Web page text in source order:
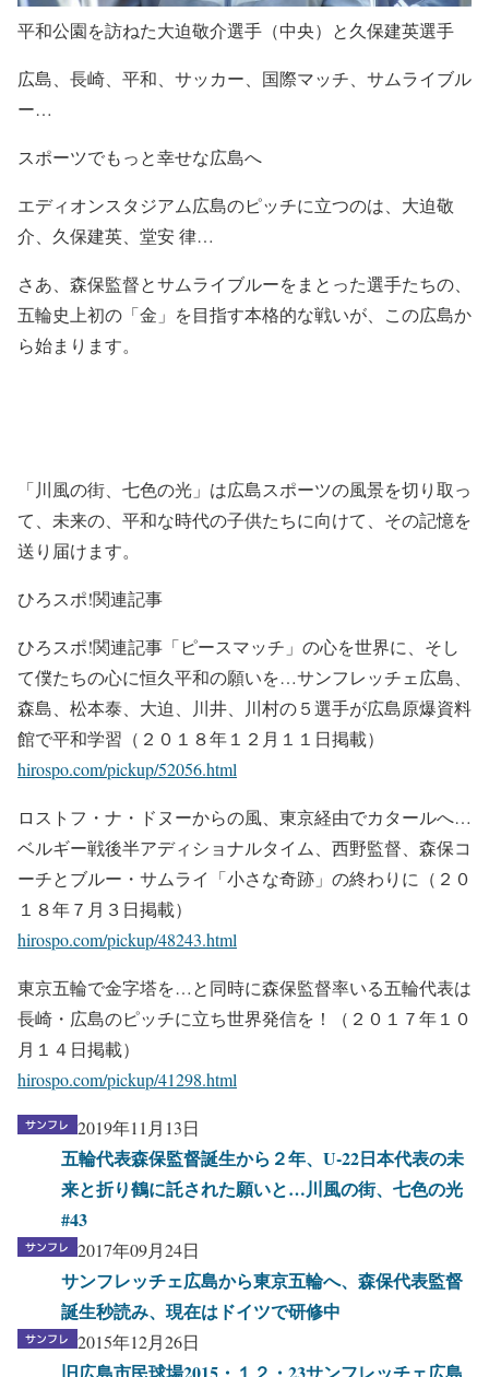
平和公園を訪ねた大迫敬介選手（中央）と久保建英選手
広島、長崎、平和、サッカー、国際マッチ、サムライブル
ー…
スポーツでもっと幸せな広島へ
エディオンスタジアム広島のピッチに立つのは、大迫敬
介、久保建英、堂安 律…
さあ、森保監督とサムライブルーをまとった選手たちの、
五輪史上初の「金」を目指す本格的な戦いが、この広島か
ら始まります。
「川風の街、七色の光」は広島スポーツの風景を切り取っ
て、未来の、平和な時代の子供たちに向けて、その記憶を
送り届けます。
ひろスポ!関連記事
ひろスポ!関連記事「ピースマッチ」の心を世界に、そし
て僕たちの心に恒久平和の願いを…サンフレッチェ広島、
森島、松本泰、大迫、川井、川村の５選手が広島原爆資料
館で平和学習（２０１８年１２月１１日掲載）
hirospo.com/pickup/52056.html
ロストフ・ナ・ドヌーからの風、東京経由でカタールへ…
ベルギー戦後半アディショナルタイム、西野監督、森保コ
ーチとブルー・サムライ「小さな奇跡」の終わりに（２０
１８年７月３日掲載）
hirospo.com/pickup/48243.html
東京五輪で金字塔を…と同時に森保監督率いる五輪代表は
長崎・広島のピッチに立ち世界発信を！（２０１７年１０
月１４日掲載）
hirospo.com/pickup/41298.html
2019年11月13日
五輪代表森保監督誕生から２年、U-22日本代表の未
来と折り鶴に託された願いと…川風の街、七色の光
#43
2017年09月24日
サンフレッチェ広島から東京五輪へ、森保代表監督
誕生秒読み、現在はドイツで研修中
2015年12月26日
旧広島市民球場2015・１２・23サンフレッチェ広島